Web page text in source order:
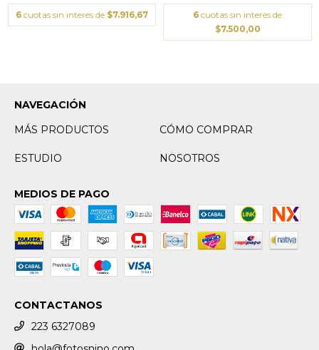
6 cuotas sin interés de $7.916,67 6 cuotas sin interés de
$7.500,00
NAVEGACIÓN
MÁS PRODUCTOS
CÓMO COMPRAR
ESTUDIO NOSOTROS
MEDIOS DE PAGO
CONTACTANOS
223 6327089